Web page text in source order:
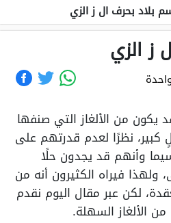
بلاد بحرف ال ز الزي
ز الزي
يكون من الألغاز التي صنفها
كبير، نظرًا لعدم قدرتهم على
وأنهم قد يجدون حلًا
ولهذا فيراه الكثيرون أنه من
لكن عبر مقال اليوم نقدم
الألغاز السهلة.